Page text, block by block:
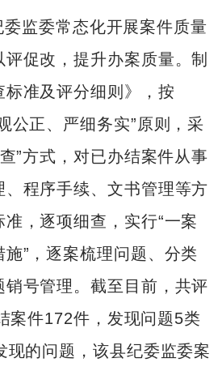
委监委常态化开展案件质量
促改，提升办案质量。制
准及评分细则》，按
公正、严细务实”原则，采
”方式，对已办结案件从事
程序手续、文书管理等方
，逐项细查，实行“一案
”，逐案梳理问题、分类
号管理。截至目前，共评
案件172件，发现问题5类
现的问题，该县纪委监委案